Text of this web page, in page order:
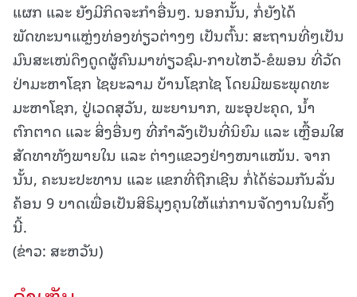
ແຜກ ແລະ ຍັງມີກິດຈະກໍາອື່ນໆ. ນອກນັ້ນ, ກໍ່ຍັງໄດ້
ພັດທະນາແຫຼ່ງທ່ອງທ່ຽວຕ່າງໆ ເປັນຕົ້ນ: ສະຖານທີ່ໆເປັນ
ມົນສະເໜ່ດຶງດູດຜູ້ຄົນມາທ່ຽວຊົມ-ກາບໄຫວ້-ຂໍພອນ ທີ່ວັດ
ປ່າມະຫາໂຊກ ໄຊຍະລາມ ບ້ານໂຊກໄຊ ໂດຍມີພຣະພຸດທະ
ມະຫາໂຊກ, ປູ່ເວດສຸວັນ, ພະຍານາກ, ພະອຸປະຄຸດ, ນໍ້າ
ຕົກຕາດ ແລະ ສິ່ງອື່ນໆ ທີ່ກໍາລັງເປັນທີ່ນິຍົມ ແລະ ເຫຼື້ອມໃສ
ສັດທາທັງພາຍໃນ ແລະ ຕ່າງແຂວງຢ່າງໜາແໜ້ນ. ຈາກ
ນັ້ນ, ຄະນະປະທານ ແລະ ແຂກທີ່ຖືກເຊີນ ກໍ່ໄດ້ຮ່ວມກັນລັ່ນ
ຄ້ອນ 9 ບາດເພື່ອເປັນສິຣິມຸງຄຸນໃຫ້ແກ່ການຈັດງານໃນຄັ້ງ
ນີ້.
(ຂ່າວ: ສະຫວັນ)